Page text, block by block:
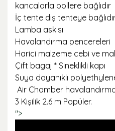
kancalarla pollere bağlıdır
İç tente dış tenteye
Lamba askısı
Havalandırma pencereleri
Harici malzeme cebi ve
Çift bagaj * Sineklikli kapı
Suya dayanıklı
Air Chamber
3 Kişilik 2.6 m Popüler.
">